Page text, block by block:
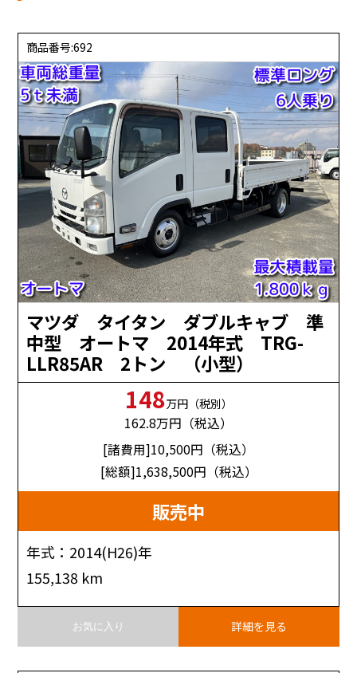
商品番号:692
マツダ タイタン ダブルキャブ 準
中型 オートマ 2014年式 TRG-
LLR85AR 2トン （小型）
148万円（税別）
162.8万円（税込）
[諸費用]10,500円（税込）
[総額]1,638,500円（税込）
販売中
年式：2014(H26)年
155,138 km
お気に入り 詳細を見る